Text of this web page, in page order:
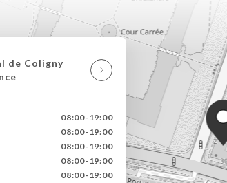
de Coligny
08:00-19:00
08:00-19:00
08:00-19:00
08:00-19:00
08:00-19:00